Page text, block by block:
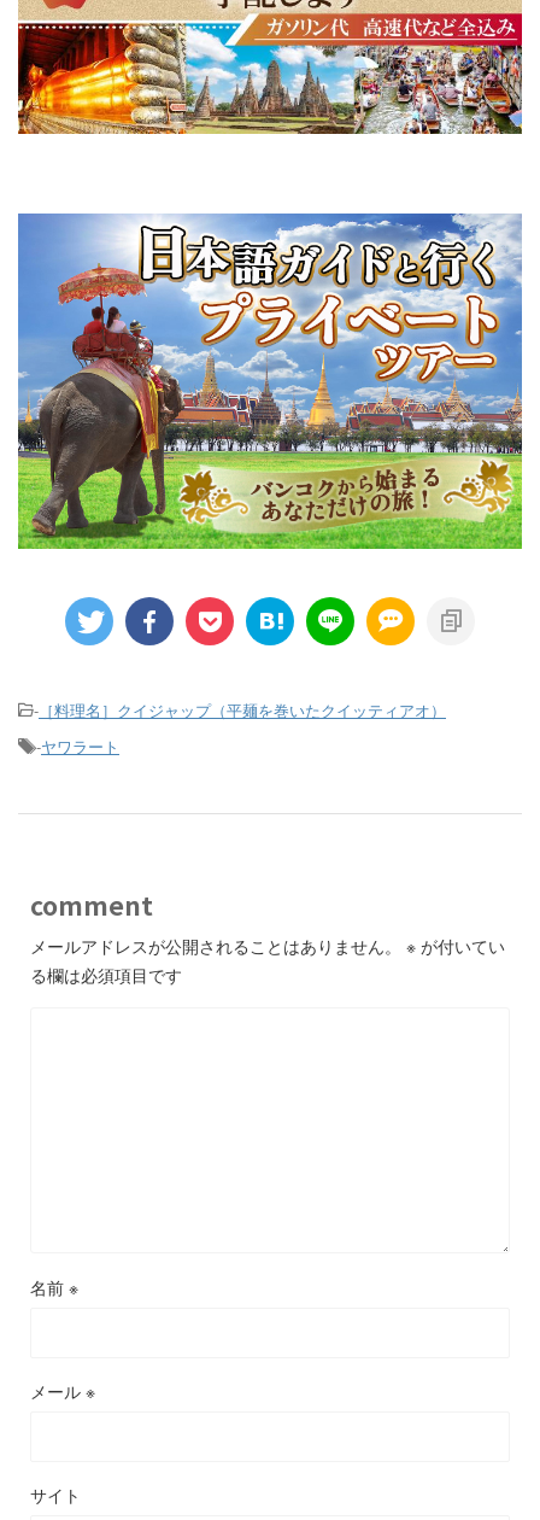
- ［料理名］クイジャップ（平麺を巻いたクイッティアオ）
-ヤワラート
comment
メールアドレスが公開されることはありません。 ※ が付いてい
る欄は必須項目です
名前 ※
メール ※
サイト